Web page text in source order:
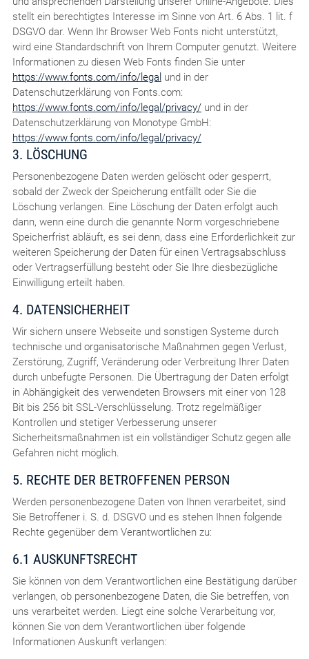
stellt ein berechtigtes Interesse im Sinne von Art. 6 Abs. 1 lit. f
DSGVO dar. Wenn Ihr Browser Web Fonts nicht unterstützt,
wird eine Standardschrift von Ihrem Computer genutzt. Weitere
Informationen zu diesen Web Fonts finden Sie unter
https://www.fonts.com/info/legal und in der
Datenschutzerklärung von Fonts.com:
https://www.fonts.com/info/legal/privacy/und in der
Datenschutzerklärung von Monotype GmbH:
https://www.fonts.com/info/legal/privacy/
3. LÖSCHUNG
Personenbezogene Daten werden gelöscht oder gesperrt,
sobald der Zweck der Speicherung entfällt oder Sie die
Löschung verlangen. Eine Löschung der Daten erfolgt auch
dann, wenn eine durch die genannte Norm vorgeschriebene
Speicherfrist abläuft, es sei denn, dass eine Erforderlichkeit zur
weiteren Speicherung der Daten für einen Vertragsabschluss
oder Vertragserfüllung besteht oder Sie Ihre diesbezügliche
Einwilligung erteilt haben.
4. DATENSICHERHEIT
Wir sichern unsere Webseite und sonstigen Systeme durch
technische und organisatorische Maßnahmen gegen Verlust,
Zerstörung, Zugriff, Veränderung oder Verbreitung Ihrer Daten
durch unbefugte Personen. Die Übertragung der Daten erfolgt
in Abhängigkeit des verwendeten Browsers mit einer von 128
Bit bis 256 bit SSL-Verschlüsselung. Trotz regelmäßiger
Kontrollen und stetiger Verbesserung unserer
Sicherheitsmaßnahmen ist ein vollständiger Schutz gegen alle
Gefahren nicht möglich.
5. RECHTE DER BETROFFENEN PERSON
Werden personenbezogene Daten von Ihnen verarbeitet, sind
Sie Betroffener i. S. d. DSGVO und es stehen Ihnen folgende
Rechte gegenüber dem Verantwortlichen zu:
6.1 AUSKUNFTSRECHT
Sie können von dem Verantwortlichen eine Bestätigung darüber
verlangen, ob personenbezogene Daten, die Sie betreffen, von
uns verarbeitet werden. Liegt eine solche Verarbeitung vor,
können Sie von dem Verantwortlichen über folgende
Informationen Auskunft verlangen: